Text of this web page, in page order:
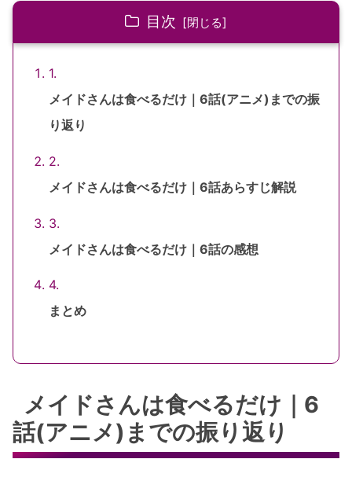
目次
メイドさんは食べるだけ｜6話(アニメ)までの振
り返り
メイドさんは食べるだけ｜6話あらすじ解説
メイドさんは食べるだけ｜6話の感想
まとめ
メイドさんは食べるだけ｜6
話(アニメ)までの振り返り